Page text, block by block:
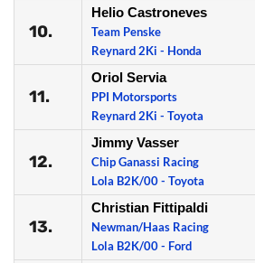
10.
Helio Castroneves
Team Penske
Reynard 2Ki - Honda
11.
Oriol Servia
PPI Motorsports
Reynard 2Ki - Toyota
12.
Jimmy Vasser
Chip Ganassi Racing
Lola B2K/00 - Toyota
13.
Christian Fittipaldi
Newman/Haas Racing
Lola B2K/00 - Ford